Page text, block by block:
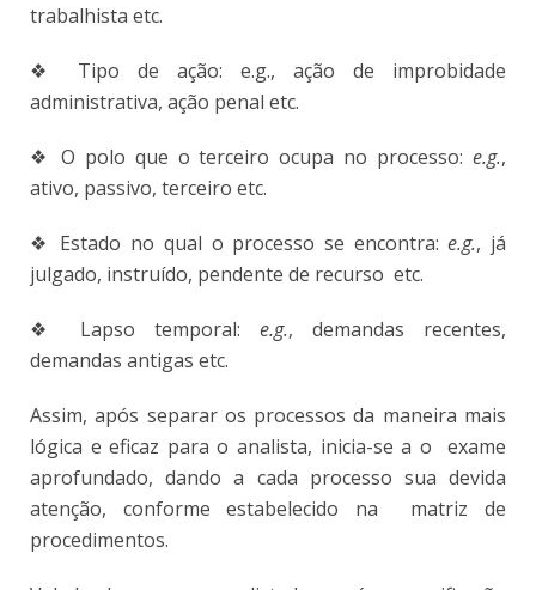
trabalhista etc.
❖ Tipo de ação: e.g., ação de improbidade
administrativa, ação penal etc.
❖ O polo que o terceiro ocupa no processo:e.g.,
ativo, passivo, terceiro etc.
❖ Estado no qual o processo se encontra:e.g., já
julgado, instruído, pendente de recurso etc.
❖ Lapso temporal: e.g., demandas recentes,
demandas antigas etc.
Assim, após separar os processos da maneira mais
lógica e eficaz para o analista, inicia-se a o exame
aprofundado, dando a cada processo sua devida
atenção, conforme estabelecido na matriz de
procedimentos.